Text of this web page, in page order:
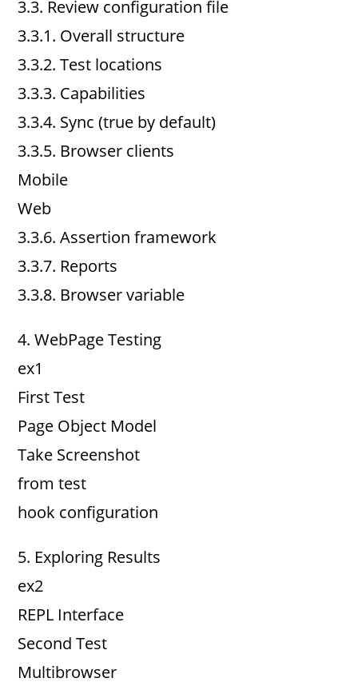
3.3. Review configuration file
3.3.1. Overall structure
3.3.2. Test locations
3.3.3. Capabilities
3.3.4. Sync (true by default)
3.3.5. Browser clients
Mobile
Web
3.3.6. Assertion framework
3.3.7. Reports
3.3.8. Browser variable
4. WebPage Testing
ex1
First Test
Page Object Model
Take Screenshot
from test
hook configuration
5. Exploring Results
ex2
REPL Interface
Second Test
Multibrowser